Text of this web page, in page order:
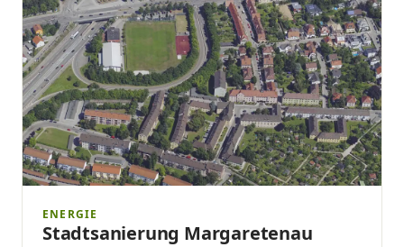
ENERGIE
Stadtsanierung Margaretenau